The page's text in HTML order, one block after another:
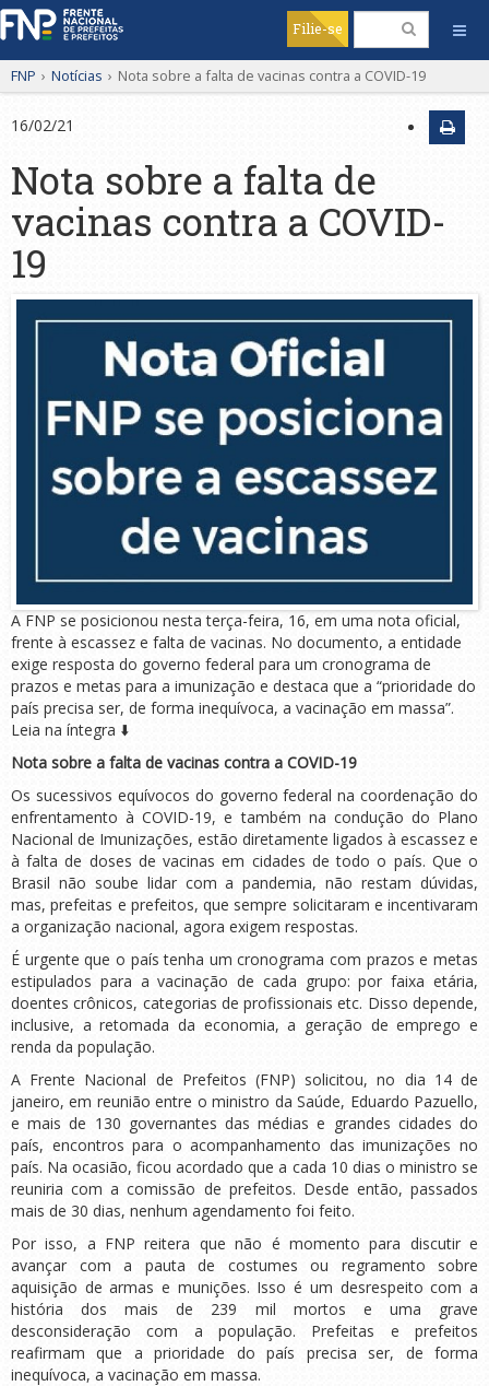
Filie-se
FNP › Notícias › Nota sobre a falta de vacinas contra a COVID-19
16/02/21
Nota sobre a falta de
vacinas contra a COVID-
19
A FNP se posicionou nesta terça-feira, 16, em uma nota oficial,
frente à escassez e falta de vacinas. No documento, a entidade
exige resposta do governo federal para um cronograma de
prazos e metas para a imunização e destaca que a “prioridade do
país precisa ser, de forma inequívoca, a vacinação em massa”.
Leia na íntegra ⬇️
Nota sobre a falta de vacinas contra a COVID-19
Os sucessivos equívocos do governo federal na coordenação do
enfrentamento à COVID-19, e também na condução do Plano
Nacional de Imunizações, estão diretamente ligados à escassez e
à falta de doses de vacinas em cidades de todo o país. Que o
Brasil não soube lidar com a pandemia, não restam dúvidas,
mas, prefeitas e prefeitos, que sempre solicitaram e incentivaram
a organização nacional, agora exigem respostas.
É urgente que o país tenha um cronograma com prazos e metas
estipulados para a vacinação de cada grupo: por faixa etária,
doentes crônicos, categorias de profissionais etc. Disso depende,
inclusive, a retomada da economia, a geração de emprego e
renda da população.
A Frente Nacional de Prefeitos (FNP) solicitou, no dia 14 de
janeiro, em reunião entre o ministro da Saúde, Eduardo Pazuello,
e mais de 130 governantes das médias e grandes cidades do
país, encontros para o acompanhamento das imunizações no
país. Na ocasião, ficou acordado que a cada 10 dias o ministro se
reuniria com a comissão de prefeitos. Desde então, passados
mais de 30 dias, nenhum agendamento foi feito.
Por isso, a FNP reitera que não é momento para discutir e
avançar com a pauta de costumes ou regramento sobre
aquisição de armas e munições. Isso é um desrespeito com a
história dos mais de 239 mil mortos e uma grave
desconsideração com a população. Prefeitas e prefeitos
reafirmam que a prioridade do país precisa ser, de forma
inequívoca, a vacinação em massa.